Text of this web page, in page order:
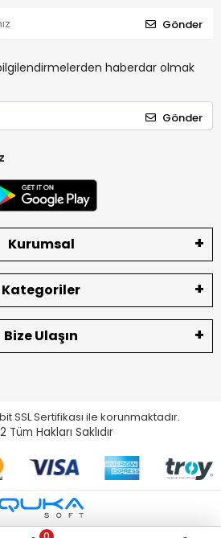
Gönder
haberdar olmak
Gönder
Kurumsal
Kategoriler
Bize Ulaşın
SSL Sertifikası ile korunmaktadır.
Tüm Hakları Saklıdır